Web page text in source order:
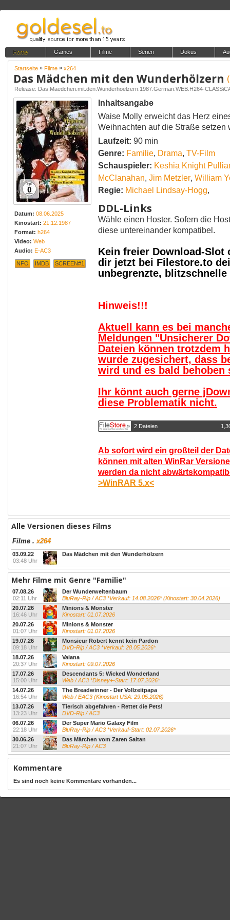
Home Games Filme Serien Dokus
Startseite » Filme » x264
Das Mädchen mit den Wunderhölzern
Release: Das.Maedchen.mit.den.Wunderhoelzern.1987.German.WEB.H264-
Datum: 08.06.2025
Kinostart: 21.12.1987
Format: h264
Video: Web
Audio: E-AC3
NFO IMDB SCREEN#1
Inhaltsangabe
Waise Molly erweicht das Herz
Weihnachten auf die Straße setzen
Laufzeit: 90 min
Genre: Familie, Drama, TV-Film
Schauspieler: Keshia Knight
McClanahan, Jim Metzler, William
Regie: Michael Lindsay-Hogg,
DDL-Links
Wähle einen Hoster. Sofern die
diese untereinander kompatibel.
Kein freier Download-Slot
dir jetzt bei Filestore.to
unbegrenzte,
Hinweis!!!
Aktuell kann es bei
Meldungen "Unsicherer
Dateien können trotzdem
wurde zugesichert, dass
wird und es bald behoben
Ihr könnt auch gerne
diese Problematik nicht.
2 Dateien
Ab sofort wird ein großteil der
können mit alten WinRar
werden da nicht
>WinRAR 5.x<
Alle Versionen dieses Films
Filme .x264
03.09.22
03:48 Uhr
Das Mädchen mit den Wunderhölzern
Mehr Filme mit Genre "Familie"
07.08.26
02:11 Uhr
Der Wunderweltenbaum
BluRay-Rip / AC3 *Verkauf: 14.08.2026* (Kinostart: 30.04.2026)
20.07.26
16:46 Uhr
Minions & Monster
Kinostart: 01.07.2026
20.07.26
01:07 Uhr
Minions & Monster
Kinostart: 01.07.2026
19.07.26
09:18 Uhr
Monsieur Robert kennt kein Pardon
DVD-Rip / AC3 *Verkauf: 28.05.2026*
18.07.26
20:37 Uhr
Vaiana
Kinostart: 09.07.2026
17.07.26
15:00 Uhr
Descendants 5: Wicked Wonderland
Web / AC3 *Disney+-Start: 17.07.2026*
14.07.26
16:54 Uhr
The Breadwinner - Der Vollzeitpapa
Web / EAC3 (Kinostart USA: 29.05.2026)
13.07.26
13:23 Uhr
Tierisch abgefahren - Rettet die Pets!
DVD-Rip / AC3
06.07.26
22:18 Uhr
Der Super Mario Galaxy Film
BluRay-Rip / AC3 *Verkauf-Start: 02.07.2026*
30.06.26
21:07 Uhr
Das Märchen vom Zaren Saltan
BluRay-Rip / AC3
Kommentare
Es sind noch keine Kommentare vorhanden...